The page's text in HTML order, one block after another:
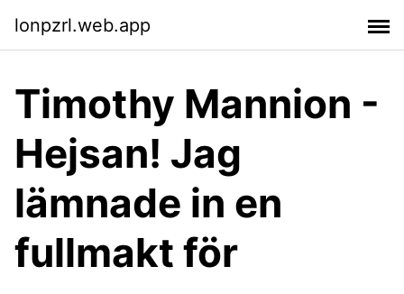
lonpzrl.web.app
Timothy Mannion -
Hejsan! Jag
lämnade in en
fullmakt för